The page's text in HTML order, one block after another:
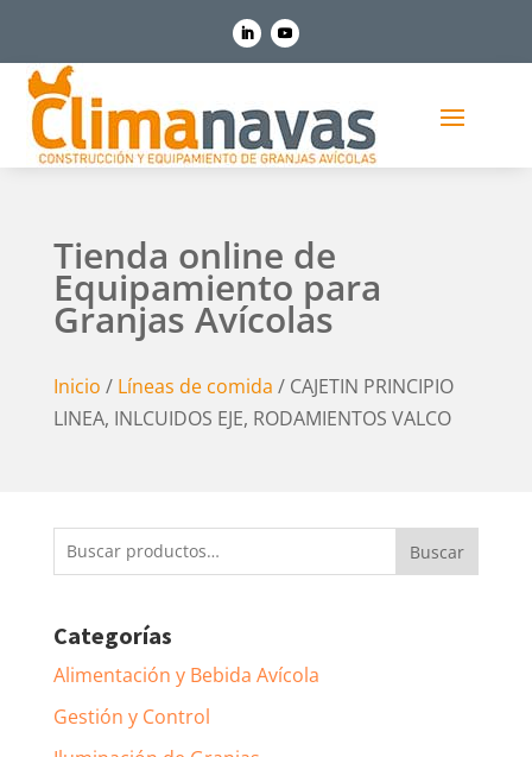
Tienda online de
Equipamiento para
Granjas Avícolas
Inicio / Líneas de comida / CAJETIN PRINCIPIO
LINEA, INLCUIDOS EJE, RODAMIENTOS VALCO
Buscar
por:
Buscar
Categorías
Alimentación y Bebida Avícola
Gestión y Control